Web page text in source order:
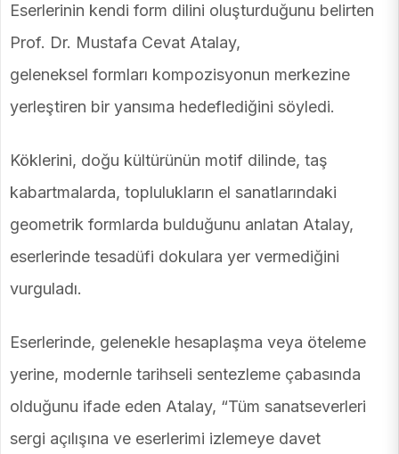
Eserlerinin kendi form dilini oluşturduğunu belirten
Prof. Dr. Mustafa Cevat Atalay,
geleneksel formları kompozisyonun merkezine
yerleştiren bir yansıma hedeflediğini söyledi.
Köklerini, doğu kültürünün motif dilinde, taş
kabartmalarda, toplulukların el sanatlarındaki
geometrik formlarda bulduğunu anlatan Atalay,
eserlerinde tesadüfi dokulara yer vermediğini
vurguladı.
Eserlerinde, gelenekle hesaplaşma veya öteleme
yerine, modernle tarihseli sentezleme çabasında
olduğunu ifade eden Atalay, “Tüm sanatseverleri
sergi açılışına ve eserlerimi izlemeye davet